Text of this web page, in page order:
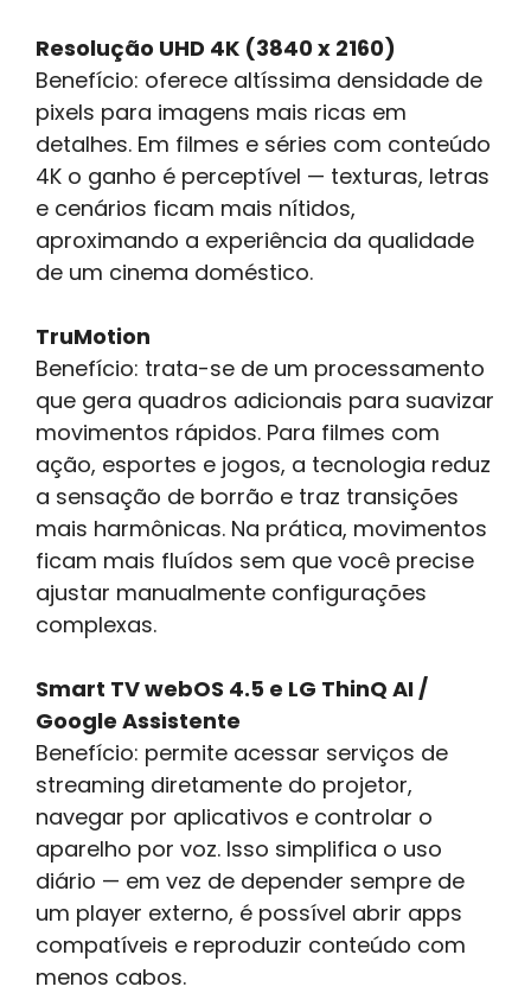
Resolução UHD 4K (3840 x 2160)
Benefício: oferece altíssima densidade de
pixels para imagens mais ricas em
detalhes. Em filmes e séries com conteúdo
4K o ganho é perceptível — texturas, letras
e cenários ficam mais nítidos,
aproximando a experiência da qualidade
de um cinema doméstico.
TruMotion
Benefício: trata-se de um processamento
que gera quadros adicionais para suavizar
movimentos rápidos. Para filmes com
ação, esportes e jogos, a tecnologia reduz
a sensação de borrão e traz transições
mais harmônicas. Na prática, movimentos
ficam mais fluídos sem que você precise
ajustar manualmente configurações
complexas.
Smart TV webOS 4.5 e LG ThinQ AI /
Google Assistente
Benefício: permite acessar serviços de
streaming diretamente do projetor,
navegar por aplicativos e controlar o
aparelho por voz. Isso simplifica o uso
diário — em vez de depender sempre de
um player externo, é possível abrir apps
compatíveis e reproduzir conteúdo com
menos cabos.